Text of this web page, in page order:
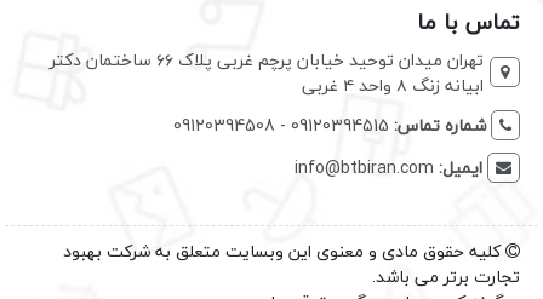
تماس با ما
تهران میدان توحید خیابان پرچم غربی پلاک ۶۶ ساختمان دکتر
ابیانه زنگ ۸ واحد ۴ غربی
شماره تماس: 09120394515 - 09120394508
ایمیل: info@btbiran.com
کلیه حقوق مادی و معنوی این وبسایت متعلق به شرکت بهبود
تجارت برتر می باشد.